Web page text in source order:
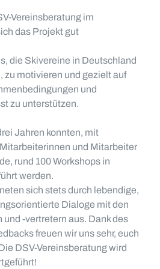
Vereinsberatung im
das Projekt gut
die Skivereine in Deutschland
zu motivieren und gezielt auf
und
zu unterstützen.
Jahren konnten, mit
und Mitarbeiter
rund 100 Workshops in
werden.
sich stets durch lebendige,
Dialoge mit den
-vertretern aus. Dank des
freuen wir uns sehr, euch
DSV-Vereinsberatung wird